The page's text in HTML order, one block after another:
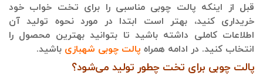
قبل از اینکه پالت چوبی مناسبی را برای تخت خواب خود
خریداری کنید، بهتر است ابتدا در مورد نحوه تولید آن
اطلاعات کاملی داشته باشید تا بتوانید بهترین محصول را
انتخاب کنید. در ادامه همراه پالت چوبی شهبازی باشید.
پالت چوبی برای تخت چطور تولید می‌شود؟